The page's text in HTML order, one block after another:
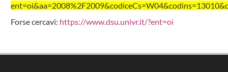
Forse cercavi: https://www.dsu.univr.it/?ent=oi